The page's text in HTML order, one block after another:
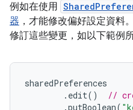
例如在使用
器 ，才能修改偏好設定資料
修訂這些變更，如以下範例
sharedPreferences
. edit()
//
.putBoolean(